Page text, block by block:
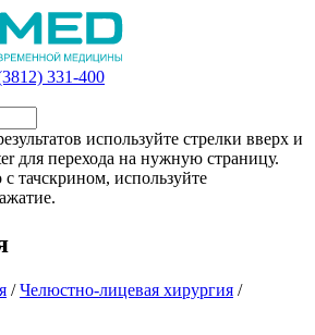
331-400
используйте стрелки вверх и
для перехода на нужную страницу.
тачскрином, используйте
/Челюстно-лицевая хирургия /